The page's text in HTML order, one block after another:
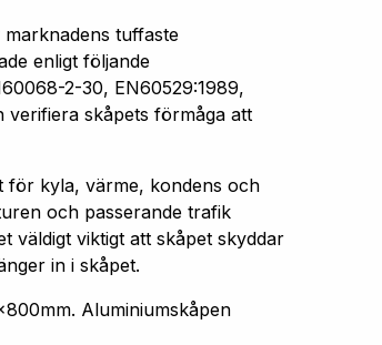
tuffaste
enligt följande
2-30, EN60529:1989,
verifiera skåpets förmåga att
för kyla, värme, kondens och
och passerande trafik
väldigt viktigt att skåpet skyddar
in i skåpet.
Aluminiumskåpen